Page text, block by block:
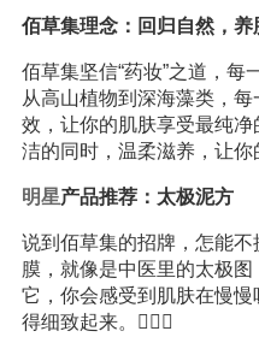
佰草集理念：回归自然，养
佰草集坚信“药妆”之道，每
从高山植物到深海藻类，
效，让你的肌肤享受最纯
洁的同时，温柔滋养，让你
明星产品推荐：太极泥方
说到佰草集的招牌，怎能
膜，就像是中医里的太极
它，你会感受到肌肤在慢
得细致起来。🧘‍♀️✨